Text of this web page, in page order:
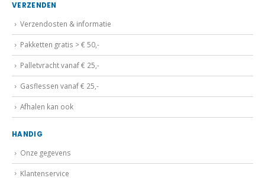
VERZENDEN
Verzendosten & informatie
Pakketten gratis > € 50,-
Palletvracht vanaf € 25,-
Gasflessen vanaf € 25,-
Afhalen kan ook
HANDIG
Onze gegevens
Klantenservice